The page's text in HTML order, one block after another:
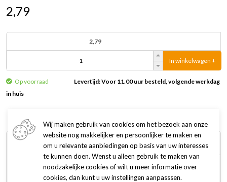
2,79
2,79
In winkelwagen +
Op voorraad
Levertijd: Voor 11.00 uur besteld, volgende werkdag
in huis
Omschrijving Specificaties
Aansluitmateriaal voor luchtslangen.
Wij maken gebruik van cookies om het bezoek aan onze
website nog makkelijker en persoonlijker te maken en
om u relevante aanbiedingen op basis van uw interesses
te kunnen doen. Wenst u alleen gebruik te maken van
noodzakelijke cookies of wilt u meer informatie over
cookies, dan kunt u uw instellingen aanpasssen.